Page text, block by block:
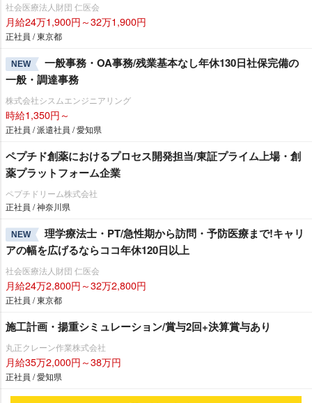
社会医療法人財団 仁医会
月給24万1,900円～32万1,900円
正社員 / 東京都
NEW
一般事務・OA事務/残業基本なし年休130日社保完備の
一般・調達事務
株式会社シスムエンジニアリング
時給1,350円～
正社員 / 派遣社員 / 愛知県
ペプチド創薬におけるプロセス開発担当/東証プライム上場・創
薬プラットフォーム企業
ペプチドリーム株式会社
正社員 / 神奈川県
NEW
理学療法士・PT/急性期から訪問・予防医療まで!キャリ
アの幅を広げるならココ年休120日以上
社会医療法人財団 仁医会
月給24万2,800円～32万2,800円
正社員 / 東京都
施工計画・揚重シミュレーション/賞与2回+決算賞与あり
丸正クレーン作業株式会社
月給35万2,000円～38万円
正社員 / 愛知県